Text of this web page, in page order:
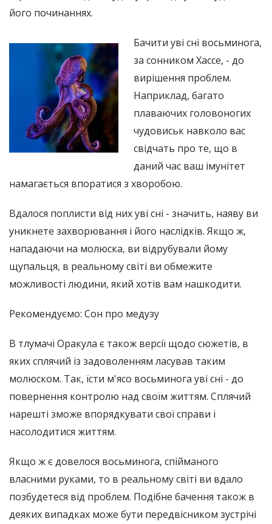
його починаннях.
Бачити уві сні восьминога,
за сонником Хассе, - до
вирішення проблем.
Наприклад, багато
плаваючих головоногих
чудовиськ навколо вас
свідчать про те, що в
даний час ваш імунітет
намагається впоратися з хворобою.
Вдалося поплисти від них уві сні - значить, наяву ви
уникнете захворювання і його наслідків. Якщо ж,
нападаючи на молюска, ви відрубували йому
щупальця, в реальному світі ви обмежите
можливості людини, який хотів вам нашкодити.
Рекомендуємо: Сон про медузу
В тлумачі Оракула є також версії щодо сюжетів, в
яких сплячий із задоволенням ласував таким
молюском. Так, їсти м'ясо восьминога уві сні - до
повернення контролю над своїм життям. Сплячий
нарешті зможе впорядкувати свої справи і
насолодитися життям.
Якщо ж є довелося восьминога, спійманого
власними руками, то в реальному світі ви вдало
позбудетеся від проблем. Подібне бачення також в
деяких випадках може бути передвісником зустрічі